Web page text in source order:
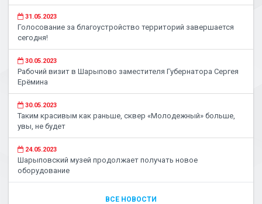
31.05.2023
Голосование за благоустройство территорий завершается
сегодня!
30.05.2023
Рабочий визит в Шарыпово заместителя Губернатора Сергея
Ерёмина
30.05.2023
Таким красивым как раньше, сквер «Молодежный» больше,
увы, не будет
24.05.2023
Шарыповский музей продолжает получать новое
оборудование
ВСЕ НОВОСТИ